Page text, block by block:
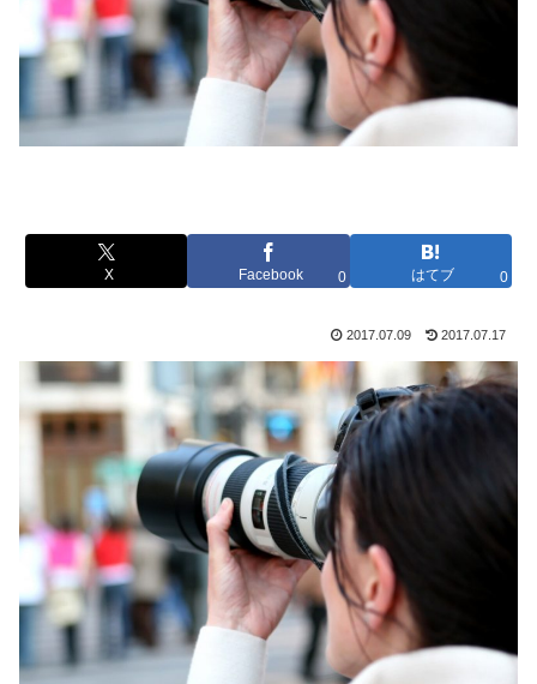
X Facebook 0 はてブ 0
2017.07.09 2017.07.17